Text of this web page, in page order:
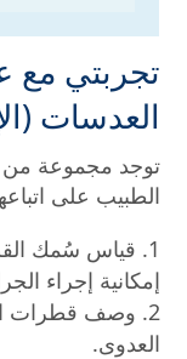
تجربتي مع
العدسات
توجد مجموعة من
الطبيب على
قياس سُمك
إمكانية إجراء
وصف قطرات
العدوى.